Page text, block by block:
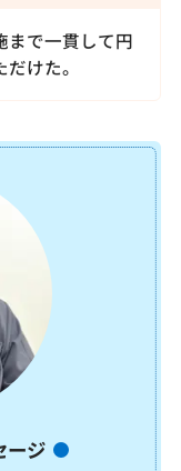
まで一貫して円
けた。
ージ